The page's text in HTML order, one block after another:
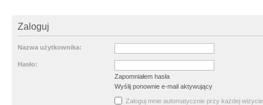
Zaloguj
Nazwa użytkownika:
Hasło:
Zapomniałem hasła
Wyślij ponownie e-mail aktywujący
Zaloguj mnie automatycznie przy każdej wizycie